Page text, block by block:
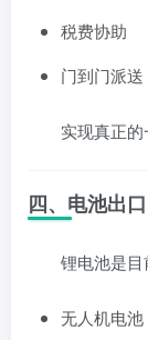
税费协助
门到门派送
实现真正的
四、电池出
锂电池是目
无人机电池